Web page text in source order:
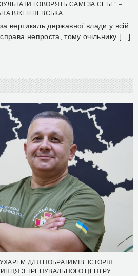
ГОВОРЯТЬ САМІ ЗА СЕБЕ” –
ВЖЕШНЕВСЬКА
вертикаль державної влади у всій
непроста, тому очільнику […]
ДЛЯ ПОБРАТИМІВ: ІСТОРІЯ
З ТРЕНУВАЛЬНОГО ЦЕНТРУ